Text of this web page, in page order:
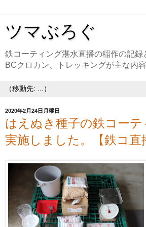
ツマぶろぐ
鉄コーティング湛水直播の稲作の記録
BCクロカン、トレッキングが主な内容
2020年2月24日月曜日
はえぬき種子の鉄コーテ
実施しました。【鉄コ直